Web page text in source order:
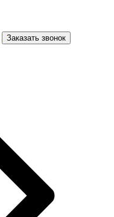
Заказать звонок